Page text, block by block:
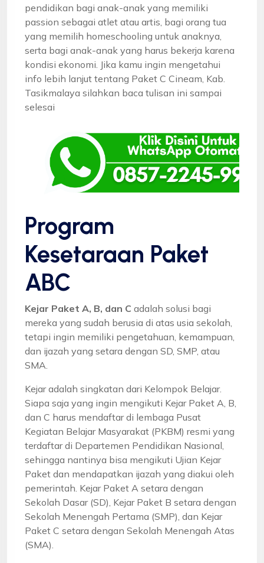
pendidikan bagi anak-anak yang memiliki
passion sebagai atlet atau artis, bagi orang tua
yang memilih homeschooling untuk anaknya,
serta bagi anak-anak yang harus bekerja karena
kondisi ekonomi. Jika kamu ingin mengetahui
info lebih lanjut tentang Paket C Cineam, Kab.
Tasikmalaya silahkan baca tulisan ini sampai
selesai
Program
Kesetaraan Paket
ABC
Kejar Paket A, B, dan C adalah solusi bagi
mereka yang sudah berusia di atas usia sekolah,
tetapi ingin memiliki pengetahuan, kemampuan,
dan ijazah yang setara dengan SD, SMP, atau
SMA.
Kejar adalah singkatan dari Kelompok Belajar.
Siapa saja yang ingin mengikuti Kejar Paket A, B,
dan C harus mendaftar di lembaga Pusat
Kegiatan Belajar Masyarakat (PKBM) resmi yang
terdaftar di Departemen Pendidikan Nasional,
sehingga nantinya bisa mengikuti Ujian Kejar
Paket dan mendapatkan ijazah yang diakui oleh
pemerintah. Kejar Paket A setara dengan
Sekolah Dasar (SD), Kejar Paket B setara dengan
Sekolah Menengah Pertama (SMP), dan Kejar
Paket C setara dengan Sekolah Menengah Atas
(SMA).